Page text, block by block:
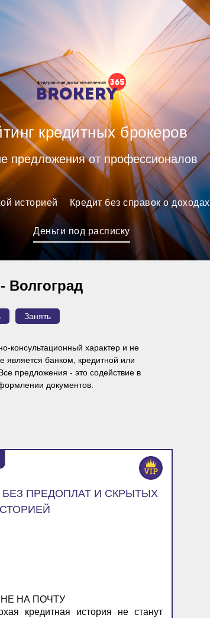
кредитных брокеров
предложения от профессионалов
историей Кредит без справок о доходах
Деньги под расписку
Волгоград
Занять
консультационный характер и не
является банком, кредитной или
предложения - это содействие в
документов.
БЕЗ ПРЕДОПЛАТ И СКРЫТЫХ
НА ПОЧТУ
кредитная история не станут